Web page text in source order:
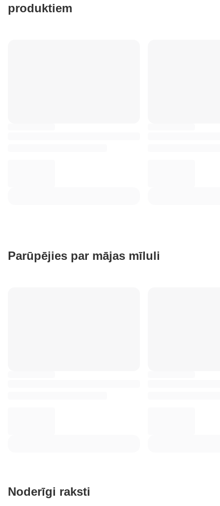
produktiem
Parūpējies par mājas mīluli
Noderīgi raksti